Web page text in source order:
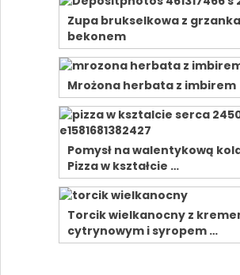
Zupa brukselkowa z
bekonem
Mrożona herbata z imbirem
Pomysł na walentykową
Pizza w kształcie …
Torcik wielkanocny z
cytrynowym i syropem …